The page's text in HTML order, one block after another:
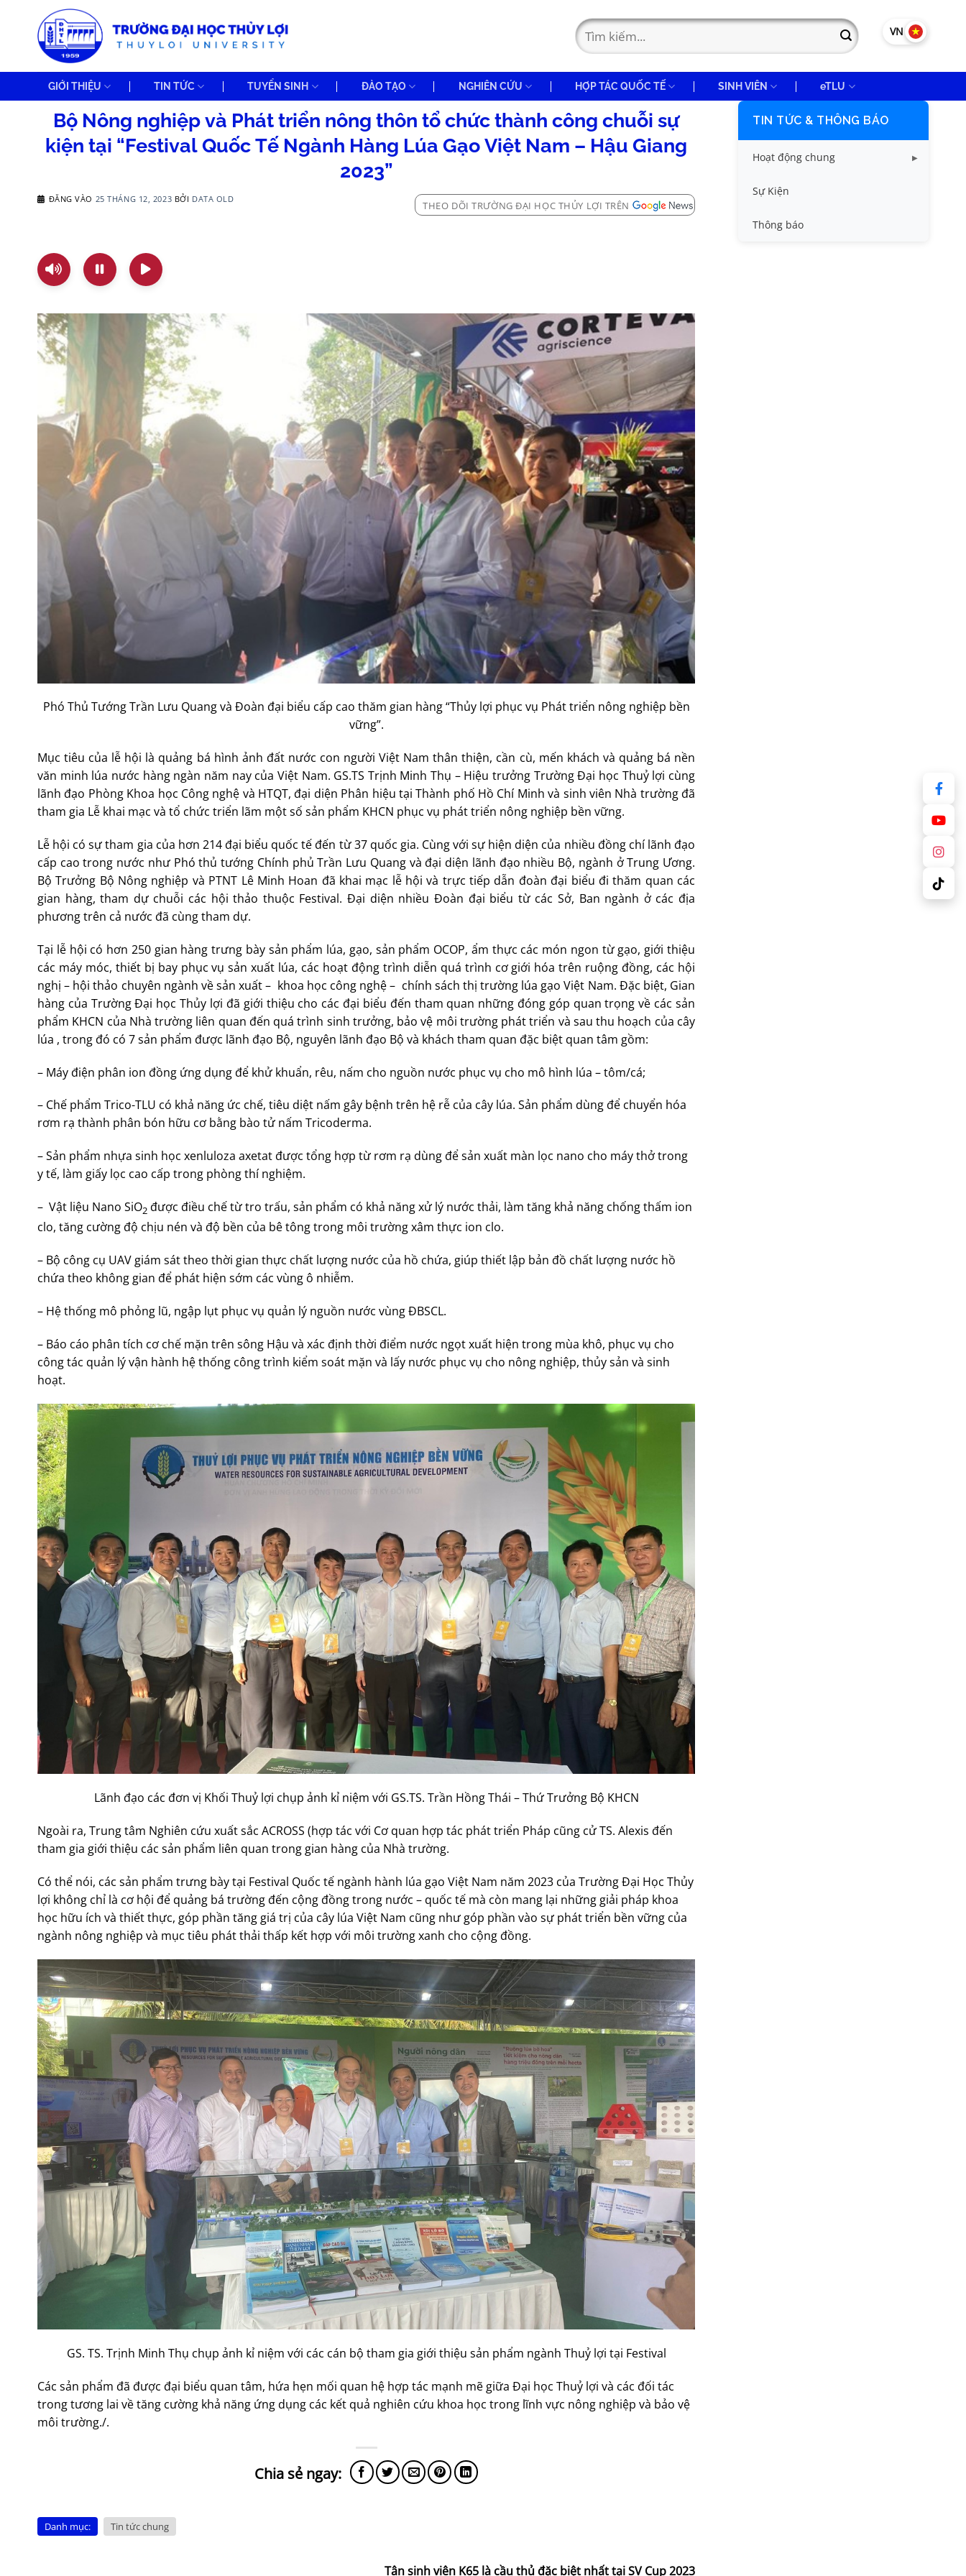
VN EN
GIỚI THIỆU TIN TỨC TUYỂN SINH ĐÀO TẠO NGHIÊN CỨU HỢP TÁC QUỐC TẾ SINH VIÊN eTLU
Bộ Nông nghiệp và Phát triển nông thôn tổ chức thành công chuỗi sự
kiện tại “Festival Quốc Tế Ngành Hàng Lúa Gạo Việt Nam – Hậu Giang
2023”
ĐĂNG VÀO 25 THÁNG 12, 2023 BỞI DATA OLD
THEO DÕI TRƯỜNG ĐẠI HỌC THỦY LỢI TRÊN
Phó Thủ Tướng Trần Lưu Quang và Đoàn đại biểu cấp cao thăm gian hàng “Thủy lợi phục vụ Phát triển nông nghiệp bền
vững”.
Mục tiêu của lễ hội là quảng bá hình ảnh đất nước con người Việt Nam thân thiện, cần cù, mến khách và quảng bá nền
văn minh lúa nước hàng ngàn năm nay của Việt Nam. GS.TS Trịnh Minh Thụ – Hiệu trưởng Trường Đại học Thuỷ lợi cùng
lãnh đạo Phòng Khoa học Công nghệ và HTQT, đại diện Phân hiệu tại Thành phố Hồ Chí Minh và sinh viên Nhà trường đã
tham gia Lễ khai mạc và tổ chức triển lãm một số sản phẩm KHCN phục vụ phát triển nông nghiệp bền vững.
Lễ hội có sự tham gia của hơn 214 đại biểu quốc tế đến từ 37 quốc gia. Cùng với sự hiện diện của nhiều đồng chí lãnh đạo
cấp cao trong nước như Phó thủ tướng Chính phủ Trần Lưu Quang và đại diện lãnh đạo nhiều Bộ, ngành ở Trung Ương.
Bộ Trưởng Bộ Nông nghiệp và PTNT Lê Minh Hoan đã khai mạc lễ hội và trực tiếp dẫn đoàn đại biểu đi thăm quan các
gian hàng, tham dự chuỗi các hội thảo thuộc Festival. Đại diện nhiều Đoàn đại biểu từ các Sở, Ban ngành ở các địa
phương trên cả nước đã cùng tham dự.
Tại lễ hội có hơn 250 gian hàng trưng bày sản phẩm lúa, gạo, sản phẩm OCOP, ẩm thực các món ngon từ gạo, giới thiệu
các máy móc, thiết bị bay phục vụ sản xuất lúa, các hoạt động trình diễn quá trình cơ giới hóa trên ruộng đồng, các hội
nghị – hội thảo chuyên ngành về sản xuất – khoa học công nghệ – chính sách thị trường lúa gạo Việt Nam. Đặc biệt, Gian
hàng của Trường Đại học Thủy lợi đã giới thiệu cho các đại biểu đến tham quan những đóng góp quan trọng về các sản
phẩm KHCN của Nhà trường liên quan đến quá trình sinh trưởng, bảo vệ môi trường phát triển và sau thu hoạch của cây
lúa , trong đó có 7 sản phẩm được lãnh đạo Bộ, nguyên lãnh đạo Bộ và khách tham quan đặc biệt quan tâm gồm:
– Máy điện phân ion đồng ứng dụng để khử khuẩn, rêu, nấm cho nguồn nước phục vụ cho mô hình lúa – tôm/cá;
– Chế phẩm Trico-TLU có khả năng ức chế, tiêu diệt nấm gây bệnh trên hệ rễ của cây lúa. Sản phẩm dùng để chuyển hóa
rơm rạ thành phân bón hữu cơ bằng bào tử nấm Tricoderma.
– Sản phẩm nhựa sinh học xenluloza axetat được tổng hợp từ rơm rạ dùng để sản xuất màn lọc nano cho máy thở trong
y tế, làm giấy lọc cao cấp trong phòng thí nghiệm.
– Vật liệu Nano SiO2 được điều chế từ tro trấu, sản phẩm có khả năng xử lý nước thải, làm tăng khả năng chống thấm ion
clo, tăng cường độ chịu nén và độ bền của bê tông trong môi trường xâm thực ion clo.
– Bộ công cụ UAV giám sát theo thời gian thực chất lượng nước của hồ chứa, giúp thiết lập bản đồ chất lượng nước hồ
chứa theo không gian để phát hiện sớm các vùng ô nhiễm.
– Hệ thống mô phỏng lũ, ngập lụt phục vụ quản lý nguồn nước vùng ĐBSCL.
– Báo cáo phân tích cơ chế mặn trên sông Hậu và xác định thời điểm nước ngọt xuất hiện trong mùa khô, phục vụ cho
công tác quản lý vận hành hệ thống công trình kiểm soát mặn và lấy nước phục vụ cho nông nghiệp, thủy sản và sinh
hoạt.
Lãnh đạo các đơn vị Khối Thuỷ lợi chụp ảnh kỉ niệm với GS.TS. Trần Hồng Thái – Thứ Trưởng Bộ KHCN
Ngoài ra, Trung tâm Nghiên cứu xuất sắc ACROSS (hợp tác với Cơ quan hợp tác phát triển Pháp cũng cử TS. Alexis đến
tham gia giới thiệu các sản phẩm liên quan trong gian hàng của Nhà trường.
Có thể nói, các sản phẩm trưng bày tại Festival Quốc tế ngành hành lúa gạo Việt Nam năm 2023 của Trường Đại Học Thủy
lợi không chỉ là cơ hội để quảng bá trường đến cộng đồng trong nước – quốc tế mà còn mang lại những giải pháp khoa
học hữu ích và thiết thực, góp phần tăng giá trị của cây lúa Việt Nam cũng như góp phần vào sự phát triển bền vững của
ngành nông nghiệp và mục tiêu phát thải thấp kết hợp với môi trường xanh cho cộng đồng.
GS. TS. Trịnh Minh Thụ chụp ảnh kỉ niệm với các cán bộ tham gia giới thiệu sản phẩm ngành Thuỷ lợi tại Festival
Các sản phẩm đã được đại biểu quan tâm, hứa hẹn mối quan hệ hợp tác mạnh mẽ giữa Đại học Thuỷ lợi và các đối tác
trong tương lai về tăng cường khả năng ứng dụng các kết quả nghiên cứu khoa học trong lĩnh vực nông nghiệp và bảo vệ
môi trường./.
Danh mục: Tin tức chung
Tân sinh viên K65 là cầu thủ đặc biệt nhất tại SV Cup 2023
TIN TỨC & THÔNG BÁO
Hoạt động chung
Tin công tác sinh viên
Tin đào tạo
Sự Kiện
Thông báo